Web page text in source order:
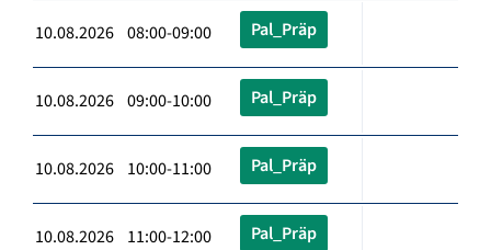
10.08.2026 08:00-09:00 Pal_Präp
10.08.2026 09:00-10:00 Pal_Präp
10.08.2026 10:00-11:00 Pal_Präp
10.08.2026 11:00-12:00 Pal_Präp